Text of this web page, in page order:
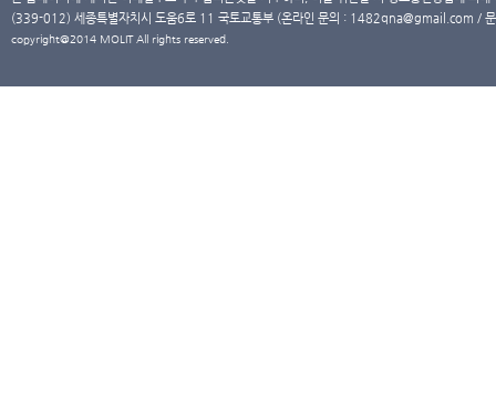
(339-012) 세종특별자치시 도움6로 11 국토교통부 (온라인 문의 : 1482qna@gmail.com /
copyright@2014 MOLIT All rights reserved.